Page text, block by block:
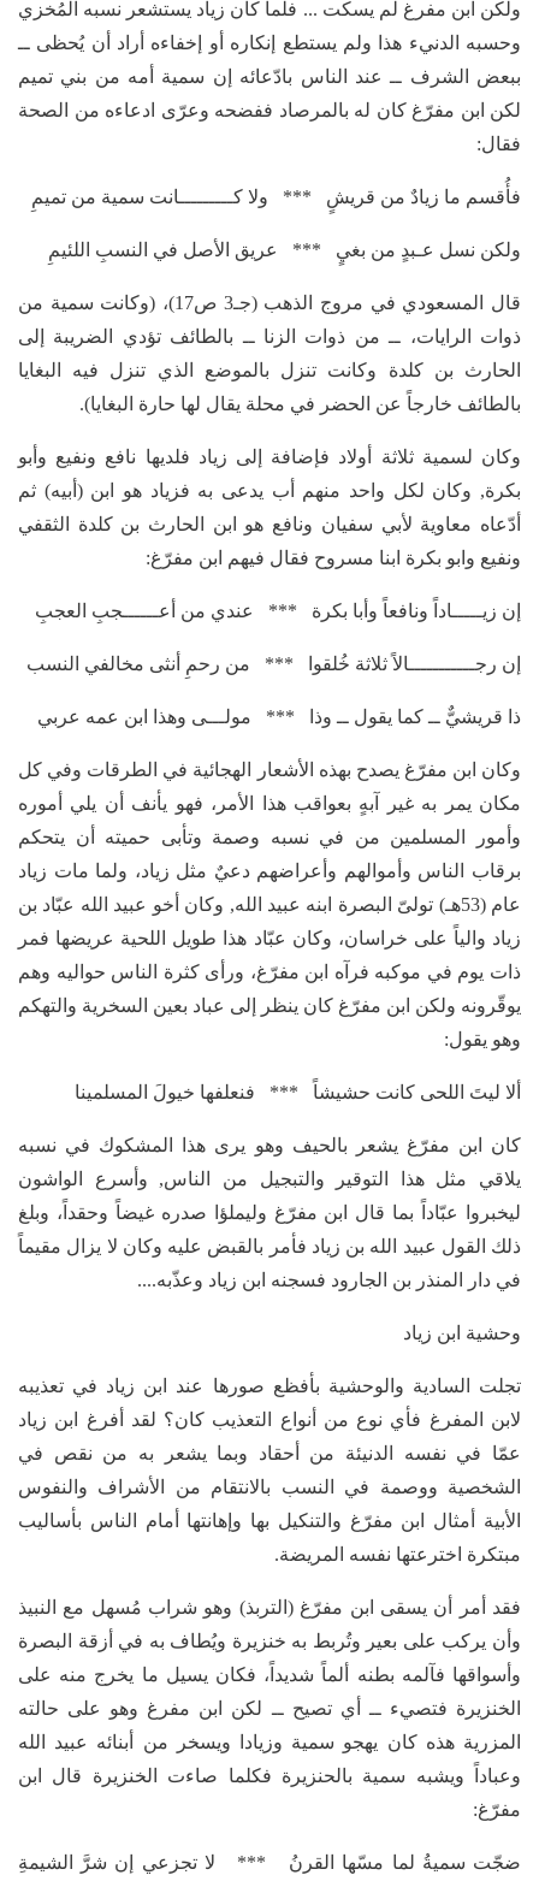
ولكن ابن مفرغ لم يسكت ... فلما كان زياد يستشعر نسبه المُخزي
وحسبه الدنيء هذا ولم يستطع إنكاره أو إخفاءه أراد أن يُحظى ــ
ببعض الشرف ــ عند الناس بادّعائه إن سمية أمه من بني تميم
لكن ابن مفرّغ كان له بالمرصاد ففضحه وعرّى ادعاءه من الصحة
فقال:
فأُقسم ما زيادٌ من قريشٍ *** ولا كـــــــــانت سمية من تميمِ
ولكن نسل عـبدٍ من بغيٍ *** عريق الأصل في النسبِ اللئيمِ
قال المسعودي في مروج الذهب (جـ3 ص17)، (وكانت سمية من
ذوات الرايات، ــ من ذوات الزنا ــ بالطائف تؤدي الضريبة إلى
الحارث بن كلدة وكانت تنزل بالموضع الذي تنزل فيه البغايا
بالطائف خارجاً عن الحضر في محلة يقال لها حارة البغايا).
وكان لسمية ثلاثة أولاد فإضافة إلى زياد فلديها نافع ونفيع وأبو
بكرة, وكان لكل واحد منهم أب يدعى به فزياد هو ابن (أبيه) ثم
أدّعاه معاوية لأبي سفيان ونافع هو ابن الحارث بن كلدة الثقفي
ونفيع وابو بكرة ابنا مسروح فقال فيهم ابن مفرّغ:
إن زيـــــاداً ونافعاً وأبا بكرة *** عندي من أعــــــجبِ العجبِ
إن رجـــــــــــالاً ثلاثة خُلقوا *** من رحمِ أنثى مخالفي النسب
ذا قريشيٌّ ــ كما يقول ــ وذا *** مولـــى وهذا ابن عمه عربي
وكان ابن مفرّغ يصدح بهذه الأشعار الهجائية في الطرقات وفي كل
مكان يمر به غير آبهٍ بعواقب هذا الأمر، فهو يأنف أن يلي أموره
وأمور المسلمين من في نسبه وصمة وتأبى حميته أن يتحكم
برقاب الناس وأموالهم وأعراضهم دعيٌ مثل زياد، ولما مات زياد
عام (53هـ) تولىّ البصرة ابنه عبيد الله, وكان أخو عبيد الله عبّاد بن
زياد والياً على خراسان، وكان عبّاد هذا طويل اللحية عريضها فمر
ذات يوم في موكبه فرآه ابن مفرّغ، ورأى كثرة الناس حواليه وهم
يوقّرونه ولكن ابن مفرّغ كان ينظر إلى عباد بعين السخرية والتهكم
وهو يقول:
ألا ليتَ اللحى كانت حشيشاً *** فنعلفها خيولَ المسلمينا
كان ابن مفرّغ يشعر بالحيف وهو يرى هذا المشكوك في نسبه
يلاقي مثل هذا التوقير والتبجيل من الناس, وأسرع الواشون
ليخبروا عبّاداً بما قال ابن مفرّغ وليملؤا صدره غيضاً وحقداً، وبلغ
ذلك القول عبيد الله بن زياد فأمر بالقبض عليه وكان لا يزال مقيماً
في دار المنذر بن الجارود فسجنه ابن زياد وعذّبه....
وحشية ابن زياد
تجلت السادية والوحشية بأفظع صورها عند ابن زياد في تعذيبه
لابن المفرغ فأي نوع من أنواع التعذيب كان؟ لقد أفرغ ابن زياد
عمّا في نفسه الدنيئة من أحقاد وبما يشعر به من نقص في
الشخصية ووصمة في النسب بالانتقام من الأشراف والنفوس
الأبية أمثال ابن مفرّغ والتنكيل بها وإهانتها أمام الناس بأساليب
مبتكرة اخترعتها نفسه المريضة.
فقد أمر أن يسقى ابن مفرّغ (التربذ) وهو شراب مُسهل مع النبيذ
وأن يركب على بعير وتُربط به خنزيرة ويُطاف به في أزقة البصرة
وأسواقها فآلمه بطنه ألماً شديداً، فكان يسيل ما يخرج منه على
الخنزيرة فتصيء ــ أي تصيح ــ لكن ابن مفرغ وهو على حالته
المزرية هذه كان يهجو سمية وزيادا ويسخر من أبنائه عبيد الله
وعباداً ويشبه سمية بالحنزيرة فكلما صاءت الخنزيرة قال ابن
مفرّغ:
ضجّت سميةُ لما مسّها القرنُ *** لا تجزعي إن شرَّ الشيمةِ